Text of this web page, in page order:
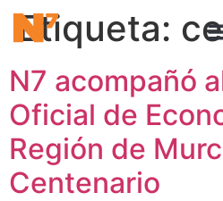
Etiqueta:
N7 acompañó
Oficial de
Región de
Centenario